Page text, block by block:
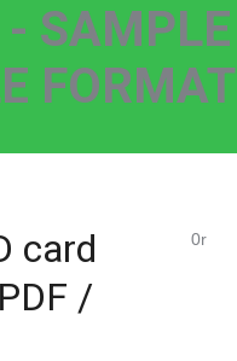
SAMPLE
FORMAT
card
/
0r